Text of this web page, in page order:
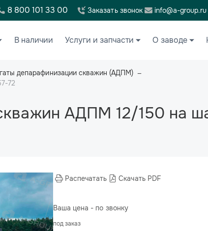
8 800 101 33 00 Заказать звонок info@a-group.ru
В наличии Услуги и запчасти О заводе
депарафинизации скважин (АДПМ)
72
АДПМ 12/150 на
Распечатать Скачать PDF
Ваша цена - по звонку
под заказ